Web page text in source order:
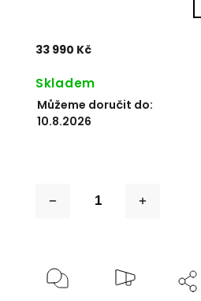
33 990 Kč
Skladem
Můžeme doručit do:
10.8.2026